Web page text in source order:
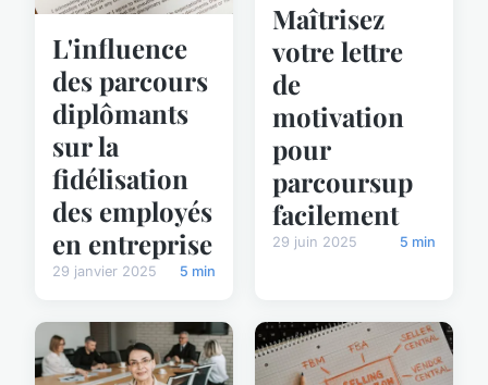
L'influence
des parcours
diplômants
sur la
fidélisation
des employés
en entreprise
29 janvier 2025 5 min
Maîtrisez
votre lettre
de
motivation
pour
parcoursup
facilement
29 juin 2025 5 min